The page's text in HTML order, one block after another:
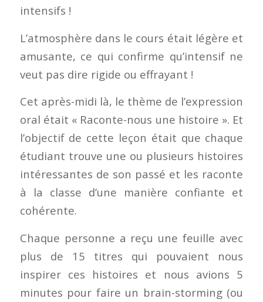
intensifs !
L’atmosphère dans le cours était légère et
amusante, ce qui confirme qu’intensif ne
veut pas dire rigide ou effrayant !
Cet après-midi là, le thème de l’expression
oral était « Raconte-nous une histoire ». Et
l’objectif de cette leçon était que chaque
étudiant trouve une ou plusieurs histoires
intéressantes de son passé et les raconte
à la classe d’une manière confiante et
cohérente.
Chaque personne a reçu une feuille avec
plus de 15 titres qui pouvaient nous
inspirer ces histoires et nous avions 5
minutes pour faire un brain-storming (ou